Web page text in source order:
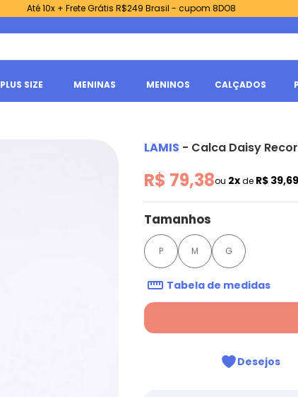
Até 10x + Frete Grátis R$249 Brasil - cupom 8DO8
PLUS SIZE MENINAS MENINOS CALÇADOS
LAMIS - Calca Daisy
R$ 79,38ou 2xde R$ 39,69
Tamanhos
P M G
Tabela de medidas
Desejos